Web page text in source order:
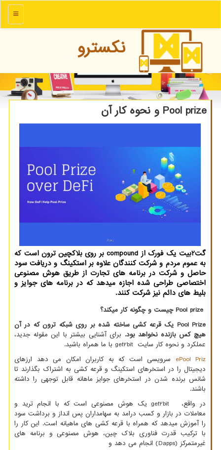
منو
نكسترو
Pool prize و نحوه کار آن
گت2بیت یک فورک از compound بر روی بلاکچین ترون است که
به عموم مردم و شرکت کنندگان علاوه بر استکینگ و دریافت سود
حاصل و شرکت در برنامه های تجارت از طریق هوش مصنوعی
اختصاصی طراحی شده اجازه میدهد که در برنامه های جوایز و
بلیط های دائم نیز شرکت کنند.
Pool prize چیست و چگونه کار میکند؟
Pool Prize یک قرعه کشی ساخته شده بر روی شبکه ترون که در آن
هیچ کس بازنده نخواهد بود. برای آشنایی بیشتر با این مقوله جدید،
عملکرد و نحوه کار سایت get2bit با ما همراه باشید.
Pool Priz
e سرویسی است که به کاربران امکان می دهد ارزهای
دیجیتال را در استخرهای استکینگ و قرعه کشی به اشتراک بگذارند تا
شانس برنده شدن در استخرهای جوایز ماهانه قابل توجهی را داشته
باشند.
در واقع،
get2bit یک هوش مصنوعی است که با انجام ترید و
معاملات در بازار و کسب درامد به سهامداران پس انداز و برداشت سود
را آموزش میدهد که همراه با قرعه کشی های ماهیانه است. این کار را
با ترکیب قدرت فناوری بلاک چین، هوش مصنوعی و برنامه های
غیرمتمرکز (Dapps) انجام می دهد و